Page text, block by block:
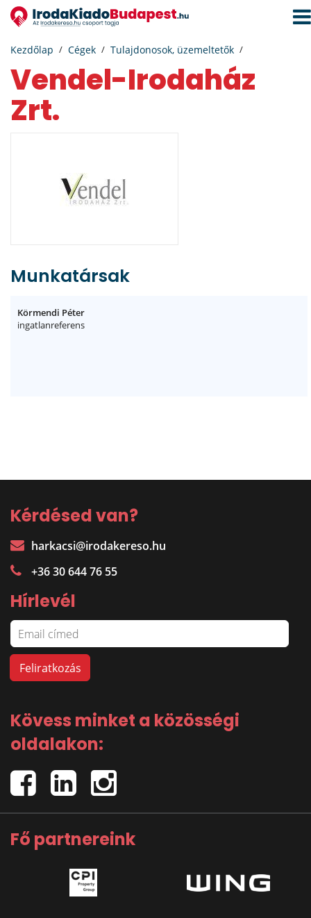
Kezdőlap Cégek Tulajdonosok, üzemeltetők
Vendel-Irodaház
Zrt.
Munkatársak
Körmendi Péter
ingatlanreferens
Kérdésed van?
harkacsi@irodakereso.hu
+36 30 644 76 55
Hírlevél
Kövess minket a közösségi
oldalakon:
Fő partnereink